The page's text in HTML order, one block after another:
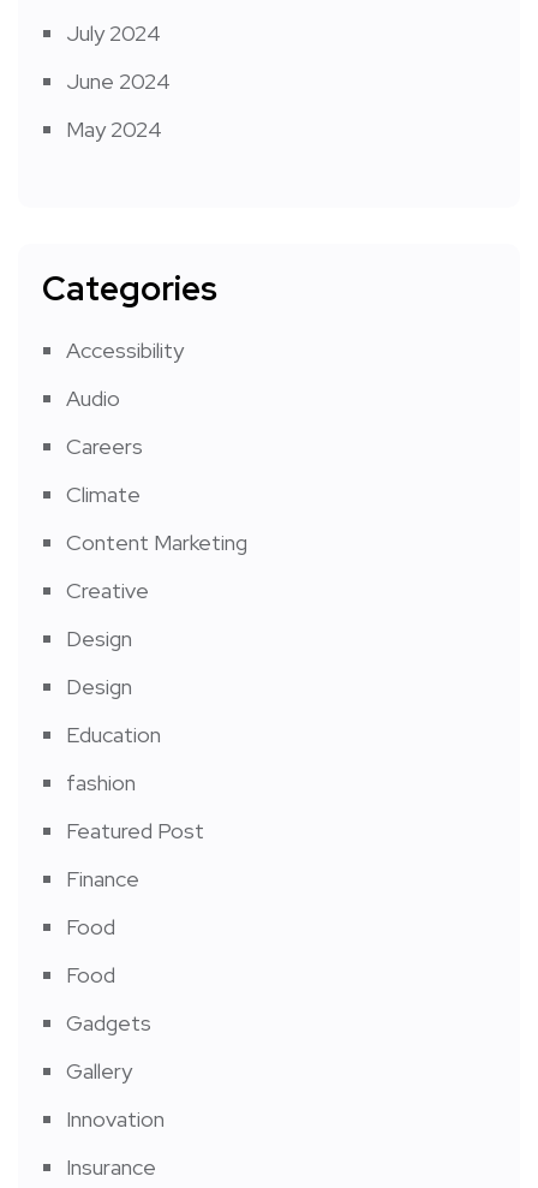
July 2024
June 2024
May 2024
Categories
Accessibility
Audio
Careers
Climate
Content Marketing
Creative
Design
Design
Education
fashion
Featured Post
Finance
Food
Food
Gadgets
Gallery
Innovation
Insurance